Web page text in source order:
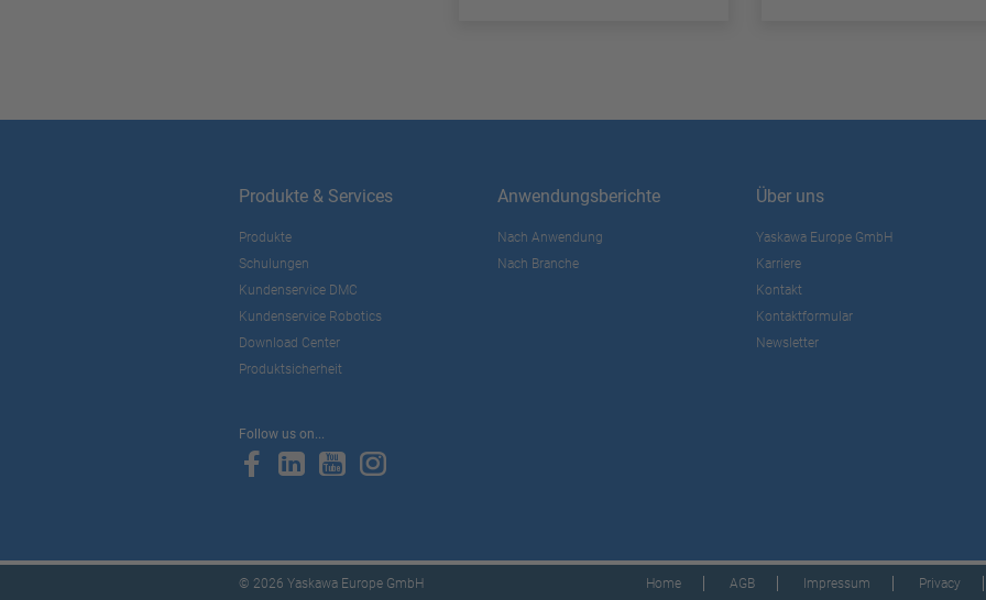
Produkte & Services
Produkte
Schulungen
Kundenservice DMC
Kundenservice Robotics
Download Center
Produktsicherheit
Anwendungsberichte
Nach Anwendung
Nach Branche
Über uns
Yaskawa Europe GmbH
Karriere
Kontakt
Kontaktformular
Newsletter
Follow us on...
© 2026 Yaskawa Europe GmbH Home AGB Impressum Privacy